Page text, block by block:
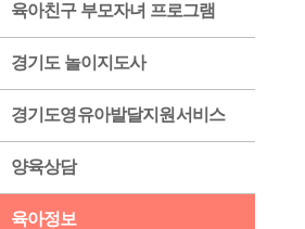
육아친구 부모자녀 프로그램
경기도 놀이지도사
경기도영유아발달지원서비스
양육상담
육아정보